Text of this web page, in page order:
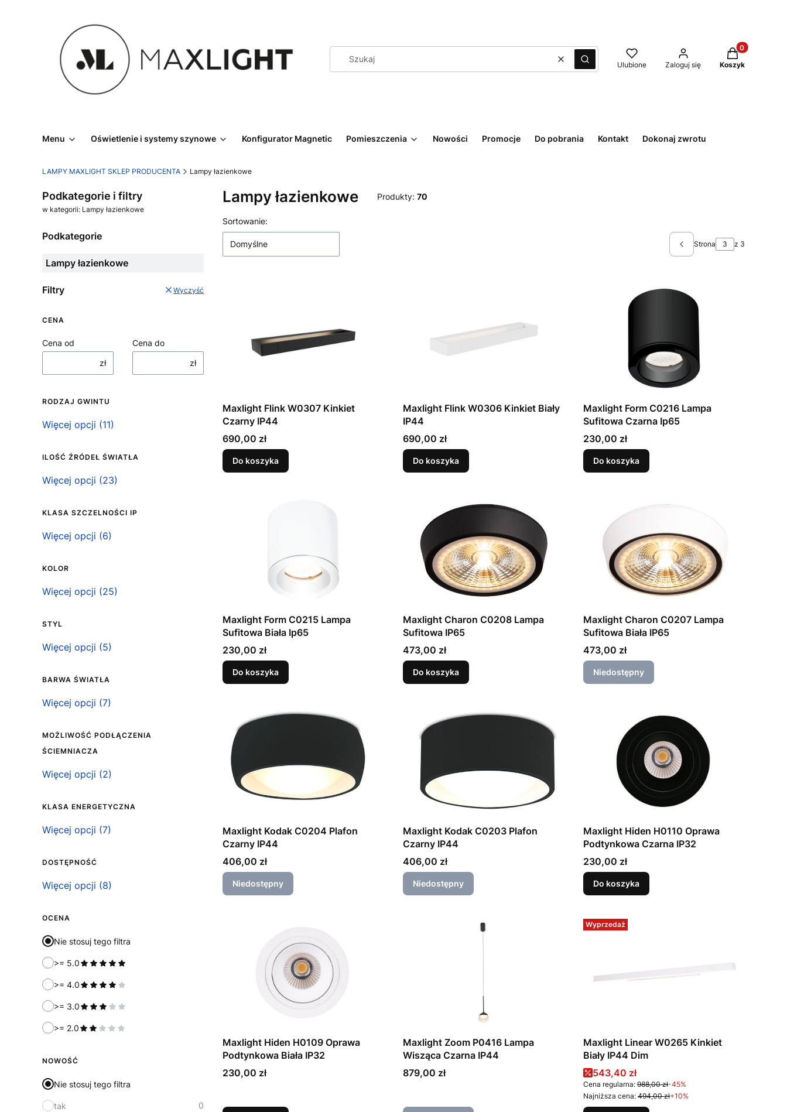
WyczyśćSzukaj Ulubione Zaloguj się
Produkty w
Koszyk
Menu Oświetlenie i systemy szynowe Konfigurator Magnetic Pomieszczenia Nowości Promocje Do pobrania Kontakt Dokonaj zwrotu
LAMPY MAXLIGHT SKLEP PRODUCENTA Lampy łazienkowe
Podkategorie i filtry
w kategorii: Lampy łazienkowe
Podkategorie
Lampy łazienkowe
Filtry Wyczyść
CENA
Cena od
zł
Cena do
zł
RODZAJ GWINTU
Rodzaj gwintu
Więcej opcji (11)
ILOŚĆ ŹRÓDEŁ ŚWIATŁA
Ilość źródeł światła
Więcej opcji (23)
KLASA SZCZELNOŚCI IP
Klasa szczelności IP
Więcej opcji (6)
KOLOR
Kolor
Więcej opcji (25)
STYL
Styl
Więcej opcji (5)
BARWA ŚWIATŁA
Barwa światła
Więcej opcji (7)
MOŻLIWOŚĆ PODŁĄCZENIA
ŚCIEMNIACZA
Możliwość podłączenia ściemniacza
Więcej opcji (2)
KLASA ENERGETYCZNA
Klasa energetyczna
Więcej opcji (7)
DOSTĘPNOŚĆ
Dostępność
Więcej opcji (8)
OCENA
Nie stosuj tego filtra
>= 5.0
>= 4.0
>= 3.0
>= 2.0
NOWOŚĆ
Nie stosuj tego filtra
tak 0
Lampy łazienkowe Produkty: 70
Lista produktów
Sortowanie:
Domyślne Poprzednie produkty
Strona z 3
Maxlight Flink W0307 Kinkiet
Czarny IP44
Cena
690,00 zł
Do koszyka
Maxlight Flink W0306 Kinkiet Biały
IP44
Cena
690,00 zł
Do koszyka
Maxlight Form C0216 Lampa
Sufitowa Czarna Ip65
Cena
230,00 zł
Do koszyka
Maxlight Form C0215 Lampa
Sufitowa Biała Ip65
Cena
230,00 zł
Do koszyka
Maxlight Charon C0208 Lampa
Sufitowa IP65
Cena
473,00 zł
Do koszyka
Maxlight Charon C0207 Lampa
Sufitowa Biała IP65
Cena
473,00 zł
Niedostępny
Maxlight Kodak C0204 Plafon
Czarny IP44
Cena
406,00 zł
Niedostępny
Maxlight Kodak C0203 Plafon
Czarny IP44
Cena
406,00 zł
Niedostępny
Maxlight Hiden H0110 Oprawa
Podtynkowa Czarna IP32
Cena
230,00 zł
Do koszyka
Maxlight Hiden H0109 Oprawa
Podtynkowa Biała IP32
Cena
230,00 zł
Maxlight Zoom P0416 Lampa
Wisząca Czarna IP44
Cena
879,00 zł
Wyprzedaż
Maxlight Linear W0265 Kinkiet
Biały IP44 Dim
Cena promocyjna
543,40 zł
Cena regularna: 988,00 zł-45%
Najniższa cena: 494,00 zł+10%